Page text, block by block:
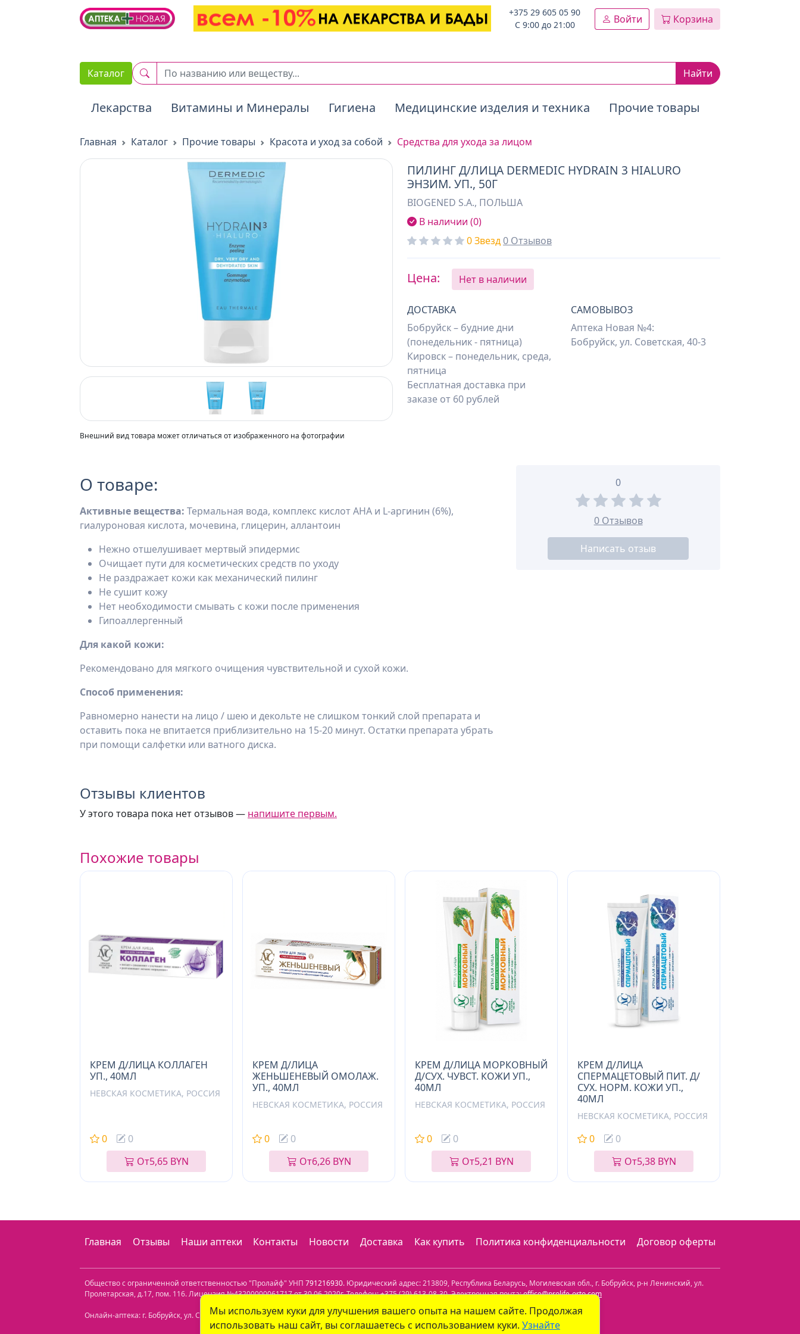
2. Вставьте этот код сразу же после открывающего тега :
+375 29 605 05 90
C 9:00 до 21:00
Войти Корзина
Каталог Найти
Лекарства Витамины и Минералы Гигиена Медицинские изделия и техника Прочие товары
Главная Каталог Прочие товары Красота и уход за собой Средства для ухода за лицом
Внешний вид товара может отличаться от изображенного на фотографии
ПИЛИНГ Д/ЛИЦА DERMEDIC HYDRAIN 3 HIALURO
ЭНЗИМ. УП., 50Г
BIOGENED S.A., ПОЛЬША
В наличии (0)
0 Звезд0 Отзывов
Цена: Нет в наличии
ДОСТАВКА
Бобруйск – будние дни
(понедельник - пятница)
Кировск – понедельник, среда,
пятница
Бесплатная доставка при
заказе от 60 рублей
САМОВЫВОЗ
Аптека Новая №4:
Бобруйск, ул. Советская, 40-3
О товаре:
Активные вещества: Термальная вода, комплекс кислот AHA и L-аргинин (6%),
гиалуроновая кислота, мочевина, глицерин, аллантоин
Нежно отшелушивает мертвый эпидермис
Очищает пути для косметических средств по уходу
Не раздражает кожи как механический пилинг
Не сушит кожу
Нет необходимости смывать с кожи после применения
Гипоаллергенный
Для какой кожи:
Рекомендовано для мягкого очищения чувствительной и сухой кожи.
Способ применения:
Равномерно нанести на лицо / шею и декольте не слишком тонкий слой препарата и
оставить пока не впитается приблизительно на 15-20 минут. Остатки препарата убрать
при помощи салфетки или ватного диска.
0
0 Отзывов
Написать отзыв
Отзывы клиентов
У этого товара пока нет отзывов — напишите первым.
Похожие товары
КРЕМ Д/ЛИЦА КОЛЛАГЕН
УП., 40МЛ
НЕВСКАЯ КОСМЕТИКА, РОССИЯ
0
0
От5,65 BYN
КРЕМ Д/ЛИЦА
ЖЕНЬШЕНЕВЫЙ ОМОЛАЖ.
УП., 40МЛ
НЕВСКАЯ КОСМЕТИКА, РОССИЯ
0
0
От6,26 BYN
КРЕМ Д/ЛИЦА МОРКОВНЫЙ
Д/СУХ. ЧУВСТ. КОЖИ УП.,
40МЛ
НЕВСКАЯ КОСМЕТИКА, РОССИЯ
0
0
От5,21 BYN
КРЕМ Д/ЛИЦА
СПЕРМАЦЕТОВЫЙ ПИТ. Д/
СУХ. НОРМ. КОЖИ УП.,
40МЛ
НЕВСКАЯ КОСМЕТИКА, РОССИЯ
0
0
От5,38 BYN
Главная Отзывы Наши аптеки Контакты Новости Доставка Как купить Политика конфиденциальности Договор оферты
Общество с ограниченной ответственностью "Пролайф" УНП 791216930. Юридический адрес:213809, Республика Беларусь, Могилевская обл., г. Бобруйск, р-н Ленинский,ул.
Пролетарская, д.17, пом. 116. Лицензия №43200000061717 от 30.06.2020г. Телефон:+375 (29) 613-08-30. Электронная почта:office@prolife-orto.com
Онлайн-аптека: г. Бобруйск, ул. Советская 40-3. Телефон: +375 (29) 339-79-59. Электронная почта: info@aptekaonline.by
Мы используем куки для улучшения вашего опыта на нашем сайте. Продолжая
использовать наш сайт, вы соглашаетесь с использованием куки. Узнайте